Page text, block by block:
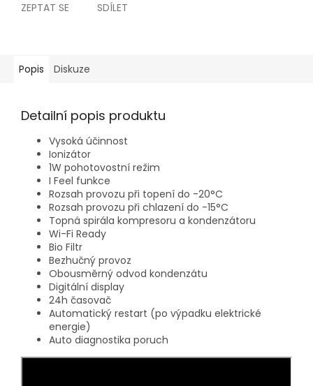
ZEPTAT SE SDÍLET
Popis Diskuze
Detailní popis produktu
Vysoká účinnost
Ionizátor
1W pohotovostní režim
I Feel funkce
Rozsah provozu při topení do -20°C
Rozsah provozu při chlazení do -15°C
Topná spirála kompresoru a kondenzátoru
Wi-Fi Ready
Bio Filtr
Bezhučný provoz
Obousměrný odvod kondenzátu
Digitální display
24h časovač
Automatický restart (po výpadku elektrické
energie)
Auto diagnostika poruch